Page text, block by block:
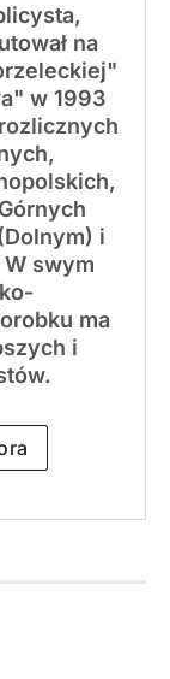
na
w 1993
i
swym
ma
i